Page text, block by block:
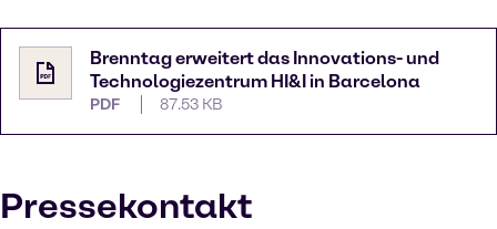
Brenntag erweitert das Innovations- und
Technologiezentrum HI&I in Barcelona
PDF 87.53 KB
Pressekontakt